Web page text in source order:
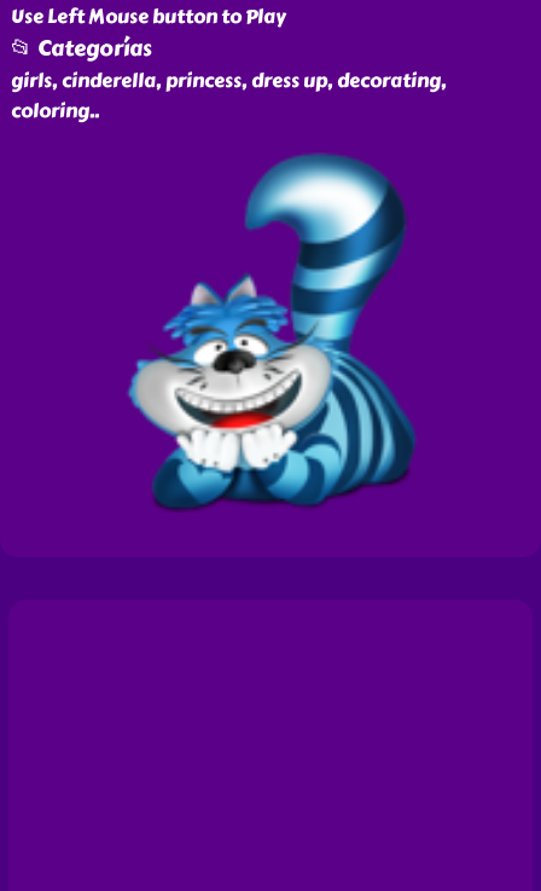
Use Left Mouse button to Play
📂 Categorías
girls, cinderella, princess, dress up, decorating,
coloring..